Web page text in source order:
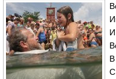
С